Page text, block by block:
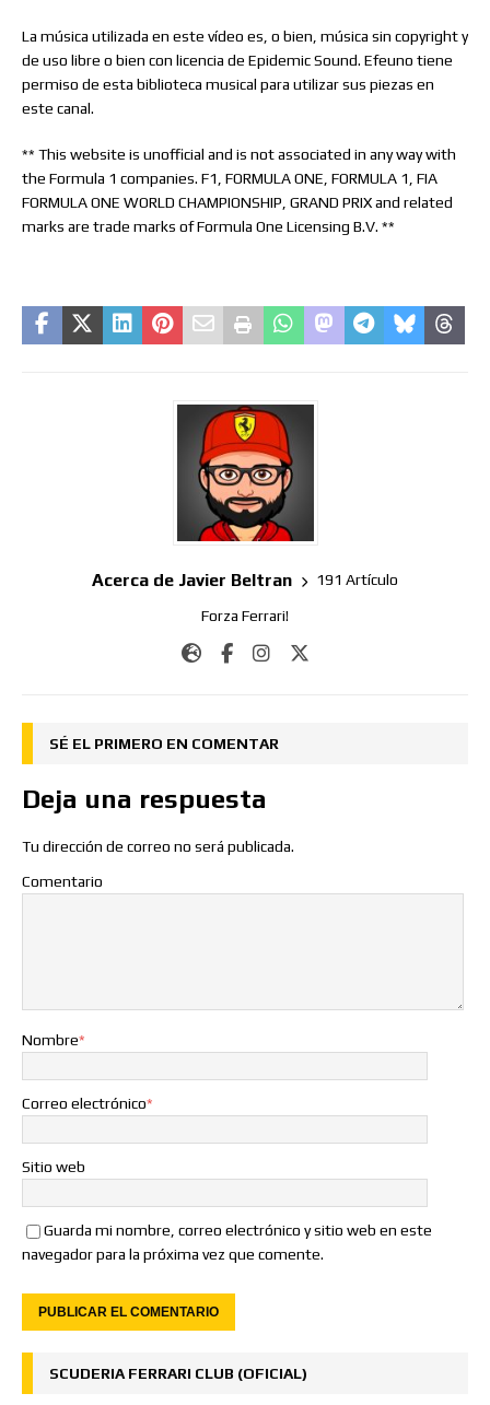
La música utilizada en este vídeo es, o bien, música sin copyright y
de uso libre o bien con licencia de Epidemic Sound. Efeuno tiene
permiso de esta biblioteca musical para utilizar sus piezas en
este canal.
** This website is unofficial and is not associated in any way with
the Formula 1 companies. F1, FORMULA ONE, FORMULA 1, FIA
FORMULA ONE WORLD CHAMPIONSHIP, GRAND PRIX and related
marks are trade marks of Formula One Licensing B.V. **
Acerca de Javier Beltran 191 Artículo
Forza Ferrari!
SÉ EL PRIMERO EN COMENTAR
Deja una respuesta
Tu dirección de correo no será publicada.
Comentario
Nombre*
Correo electrónico*
Sitio web
Guarda mi nombre, correo electrónico y sitio web en este
navegador para la próxima vez que comente.
SCUDERIA FERRARI CLUB (OFICIAL)